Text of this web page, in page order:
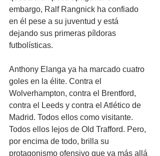
embargo, Ralf Rangnick ha confiado
en él pese a su juventud y está
dejando sus primeras píldoras
futbolísticas.
Anthony Elanga ya ha marcado cuatro
goles en la élite. Contra el
Wolverhampton, contra el Brentford,
contra el Leeds y contra el Atlético de
Madrid. Todos ellos como visitante.
Todos ellos lejos de Old Trafford. Pero,
por encima de todo, brilla su
protagonismo ofensivo que va más allá